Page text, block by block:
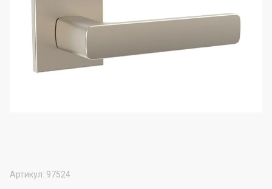
Артикул: 97524